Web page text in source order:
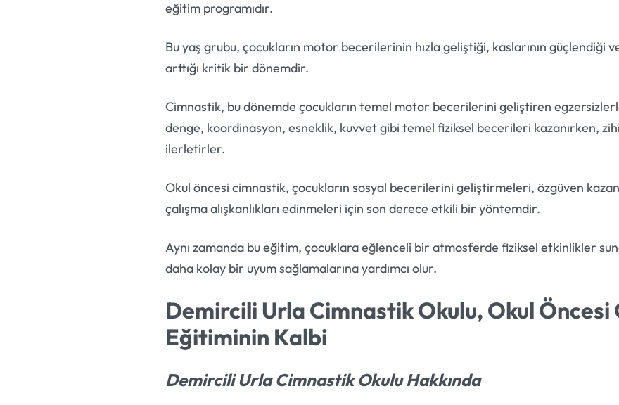
eğitim programıdır.
Bu yaş grubu, çocukların motor becerilerinin hızla geliştiği, kaslarının güçlendiği
arttığı kritik bir dönemdir.
Cimnastik, bu dönemde çocukların temel motor becerilerini geliştiren
denge, koordinasyon, esneklik, kuvvet gibi temel fiziksel becerileri kazanırken,
ilerletirler.
Okul öncesi cimnastik, çocukların sosyal becerilerini geliştirmeleri, özgüven
çalışma alışkanlıkları edinmeleri için son derece etkili bir yöntemdir.
Aynı zamanda bu eğitim, çocuklara eğlenceli bir atmosferde fiziksel etkinlikler
daha kolay bir uyum sağlamalarına yardımcı olur.
Demircili Urla Cimnastik Okulu, Okul
Eğitiminin Kalbi
Demircili Urla Cimnastik Okulu Hakkında